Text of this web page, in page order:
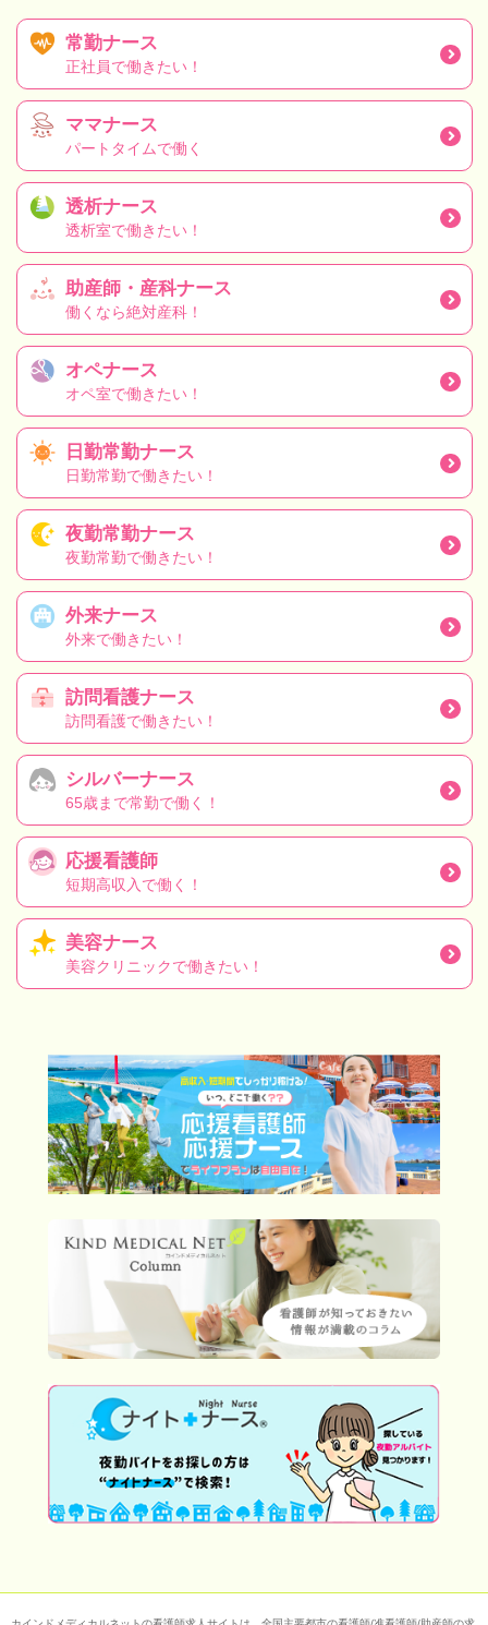
常勤ナース
正社員で働きたい！
ママナース
パートタイムで働く
透析ナース
透析室で働きたい！
助産師・産科ナース
働くなら絶対産科！
オペナース
オペ室で働きたい！
日勤常勤ナース
日勤常勤で働きたい！
夜勤常勤ナース
夜勤常勤で働きたい！
外来ナース
外来で働きたい！
訪問看護ナース
訪問看護で働きたい！
シルバーナース
65歳まで常勤で働く！
応援看護師
短期高収入で働く！
美容ナース
美容クリニックで働きたい！